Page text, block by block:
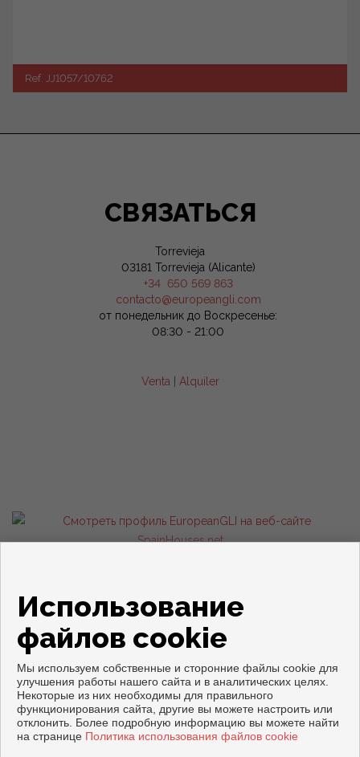
Ref. JJ1057/10762
СВЯЗАТЬСЯ
Torrevieja
03181 Torrevieja (Alicante)
+34 650 569 863
contacto@europeangli.com
от понедельник до Воскресенье:
08:30 - 21:00
Venta Alquiler
Copyright © 2026. все права защищены.
Официальное уведомление| политику конфиденциальности
Cookies policy
Использование
файлов cookie
Мы используем собственные и сторонние файлы cookie для
улучшения работы нашего сайта и в аналитических целях.
Некоторые из них необходимы для правильного
функционирования сайта, другие вы можете настроить или
отклонить. Более подробную информацию вы можете найти
на странице Политика использования файлов cookie